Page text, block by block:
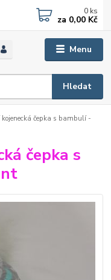
Menu
Hledat
0 ks
za 0,00 Kč
čepka s bambulí -
čepka s